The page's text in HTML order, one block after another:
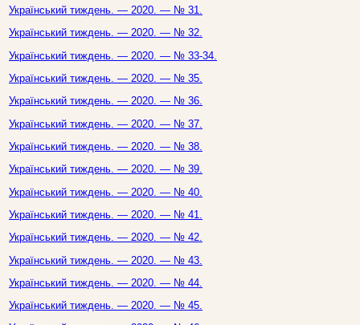
Український тиждень. — 2020. — № 31.
Український тиждень. — 2020. — № 32.
Український тиждень. — 2020. — № 33-34.
Український тиждень. — 2020. — № 35.
Український тиждень. — 2020. — № 36.
Український тиждень. — 2020. — № 37.
Український тиждень. — 2020. — № 38.
Український тиждень. — 2020. — № 39.
Український тиждень. — 2020. — № 40.
Український тиждень. — 2020. — № 41.
Український тиждень. — 2020. — № 42.
Український тиждень. — 2020. — № 43.
Український тиждень. — 2020. — № 44.
Український тиждень. — 2020. — № 45.